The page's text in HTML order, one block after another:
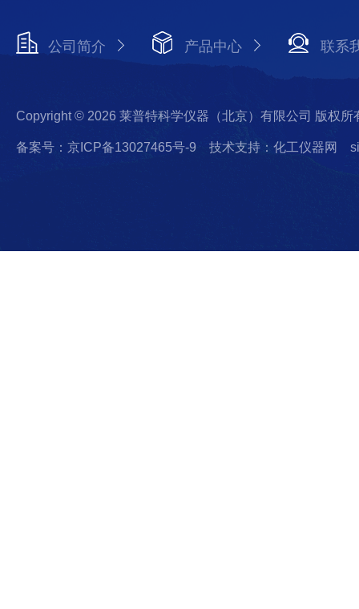
公司简介 产品中心 联系
Copyright © 2026 莱普特科学仪器（北京）有限公司 版权所
备案号：京ICP备13027465号-9 技术支持：化工仪器网